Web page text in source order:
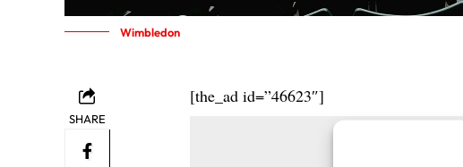
Wimbledon
SHARE
[the_ad id=”46623″]